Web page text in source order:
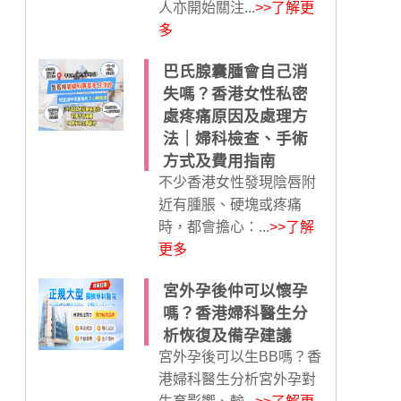
人亦開始關注...>>了解更
多
巴氏腺囊腫會自己消
失嗎？香港女性私密
處疼痛原因及處理方
法｜婦科檢查、手術
方式及費用指南
不少香港女性發現陰唇附
近有腫脹、硬塊或疼痛
時，都會擔心：...>>了解
更多
宮外孕後仲可以懷孕
嗎？香港婦科醫生分
析恢復及備孕建議
宮外孕後可以生BB嗎？香
港婦科醫生分析宮外孕對